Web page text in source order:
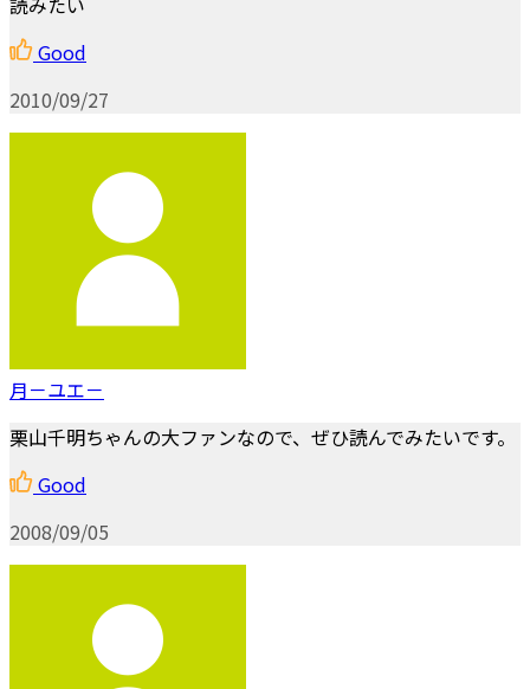
Good
2010/09/27
月－ユエ－
栗山千明ちゃんの大ファンなので、ぜひ読んでみたいです。
Good
2008/09/05